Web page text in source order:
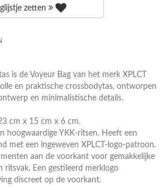
zetten
is de Voyeur Bag van het merk XPLCT
en praktische crossbodytas, ontworpen
en minimalistische details.
cm x 15 cm x 6 cm.
hoogwaardige YKK-ritsen. Heeft een
met een ingeweven XPLCT-logo-patroon.
aan de voorkant voor gemakkelijke
ritsvak. Een gestileerd merklogo
discreet op de voorkant.